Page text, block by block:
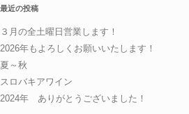
最近の投稿
３月の全土曜日営業します！
2026年もよろしくお願いいたします！
夏～秋
スロバキアワイン
2024年 ありがとうございました！